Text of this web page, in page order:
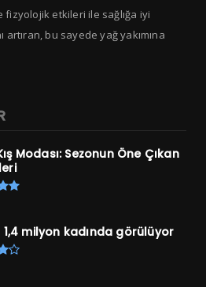
fizyolojik etkileri ile sağlığa iyi
artıran, bu sayede yağ yakımına
Modası: Sezonun Öne Çıkan
1,4 milyon kadında görülüyor